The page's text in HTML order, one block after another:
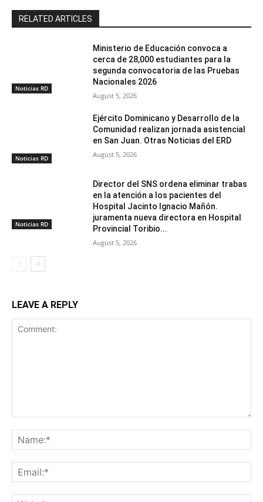
RELATED ARTICLES
Noticias RD
Ministerio de Educación convoca a
cerca de 28,000 estudiantes para la
segunda convocatoria de las Pruebas
Nacionales 2026
August 5, 2026
Noticias RD
Ejército Dominicano y Desarrollo de la
Comunidad realizan jornada asistencial
en San Juan. Otras Noticias del ERD
August 5, 2026
Noticias RD
Director del SNS ordena eliminar trabas
en la atención a los pacientes del
Hospital Jacinto Ignacio Mañón.
juramenta nueva directora en Hospital
Provincial Toribio...
August 5, 2026
LEAVE A REPLY